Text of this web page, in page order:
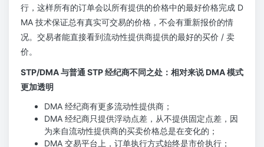
行，这样所有的订单会以所有提供的价格中的最好价格完成 D
MA 技术保证总有真实可交易的价格，不会有重新报价的情
况。交易者能直接看到流动性提供商提供的最好的买价 / 卖
价。
STP/DMA 与普通 STP 经纪商不同之处：相对来说 DMA 模式
更加透明
DMA 经纪商有更多流动性提供商；
DMA 经纪商只提供浮动点差，从不提供固定点差，因
为来自流动性提供商的买卖价格总是在变化的；
DMA 交易平台上，订单执行方式始终是市价执行；